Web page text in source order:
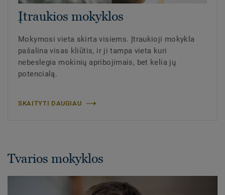
Įtraukios mokyklos
Mokymosi vieta skirta visiems. Įtraukioji mokykla
pašalina visas kliūtis, ir ji tampa vieta kuri
nebeslegia mokinių apribojimais, bet kelia jų
potencialą.
SKAITYTI DAUGIAU
Tvarios mokyklos